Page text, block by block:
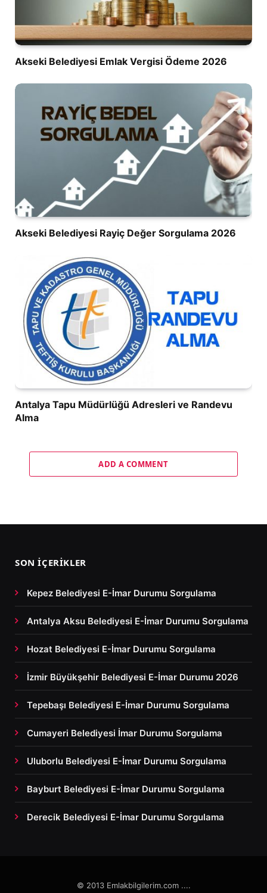
Akseki Belediyesi Emlak Vergisi Ödeme 2026
Akseki Belediyesi Rayiç Değer Sorgulama 2026
Antalya Tapu Müdürlüğü Adresleri ve Randevu
Alma
ADD A COMMENT
SON İÇERIKLER
Kepez Belediyesi E-İmar Durumu Sorgulama
Antalya Aksu Belediyesi E-İmar Durumu Sorgulama
Hozat Belediyesi E-İmar Durumu Sorgulama
İzmir Büyükşehir Belediyesi E-İmar Durumu 2026
Tepebaşı Belediyesi E-İmar Durumu Sorgulama
Cumayeri Belediyesi İmar Durumu Sorgulama
Uluborlu Belediyesi E-İmar Durumu Sorgulama
Bayburt Belediyesi E-İmar Durumu Sorgulama
Derecik Belediyesi E-İmar Durumu Sorgulama
© 2013 Emlakbilgilerim.com ....